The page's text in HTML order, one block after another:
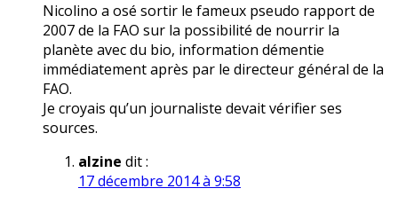
Nicolino a osé sortir le fameux pseudo rapport de
2007 de la FAO sur la possibilité de nourrir la
planète avec du bio, information démentie
immédiatement après par le directeur général de la
FAO.
Je croyais qu’un journaliste devait vérifier ses
sources.
alzine dit :
17 décembre 2014 à 9:58